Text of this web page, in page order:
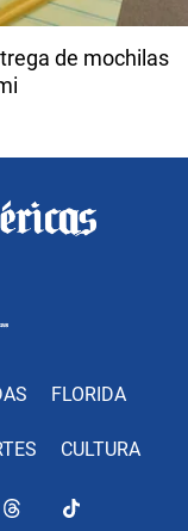
de mochilas
FLORIDA
CULTURA